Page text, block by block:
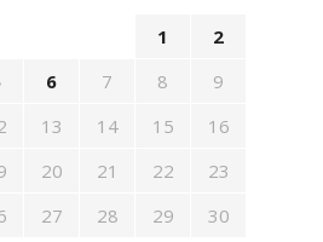
1
2
6 7 8
9
13 14 15
16
20 21 22
23
27 28 29
30